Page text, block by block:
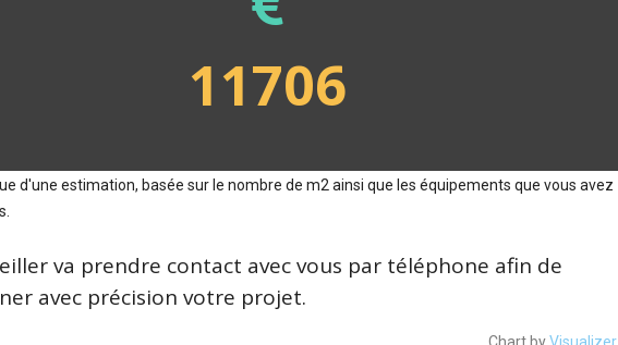
11706
d'une estimation, basée sur le nombre de m2 ainsi que les équipements que vous avez
va prendre contact avec vous par téléphone afin de
avec précision votre projet.
Chart byVisualizer